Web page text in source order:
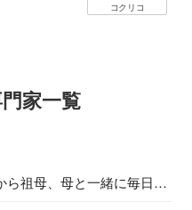
コクリコ
家一覧
ら祖母、母と一緒に毎日の